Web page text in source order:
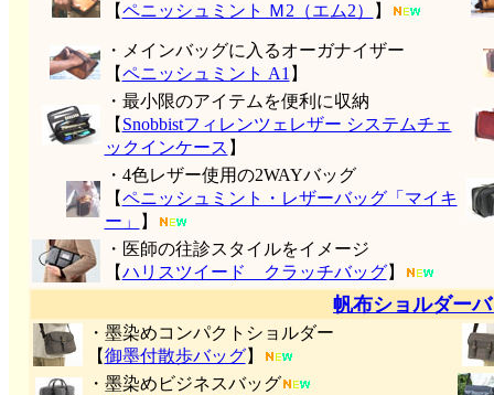
【ペニッシュミント Ｍ2（エム2） 】
・メインバッグに入るオーガナイザー
【ペニッシュミント A1 】
・最小限のアイテムを便利に収納
【 Snobbistフィレンツェレザー システムチェ
ックインケース 】
・4色レザー使用の2WAYバッグ
【ペニッシュミント・レザーバッグ「マイキ
ー」
】
・医師の往診スタイルをイメージ
【ハリスツイード クラッチバッグ】
帆布ショルダー
・墨染めコンパクトショルダー
【御墨付散歩バッグ】
・墨染めビジネスバッグ